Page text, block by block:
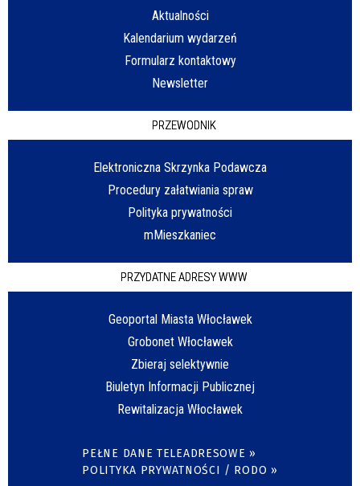
Aktualności
Kalendarium wydarzeń
Formularz kontaktowy
Newsletter
PRZEWODNIK
Elektroniczna Skrzynka Podawcza
Procedury załatwiania spraw
Polityka prywatności
mMieszkaniec
PRZYDATNE ADRESY WWW
Geoportal Miasta Włocławek
Grobonet Włocławek
Zbieraj selektywnie
Biuletyn Informacji Publicznej
Rewitalizacja Włocławek
PEŁNE DANE TELEADRESOWE »
POLITYKA PRYWATNOŚCI / RODO »